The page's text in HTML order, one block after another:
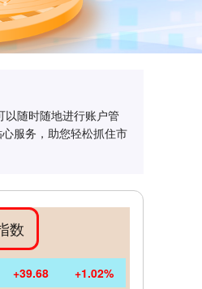
随时随地进行账户管
服务，助您轻松抓住市
数
+39.68 +1.02%